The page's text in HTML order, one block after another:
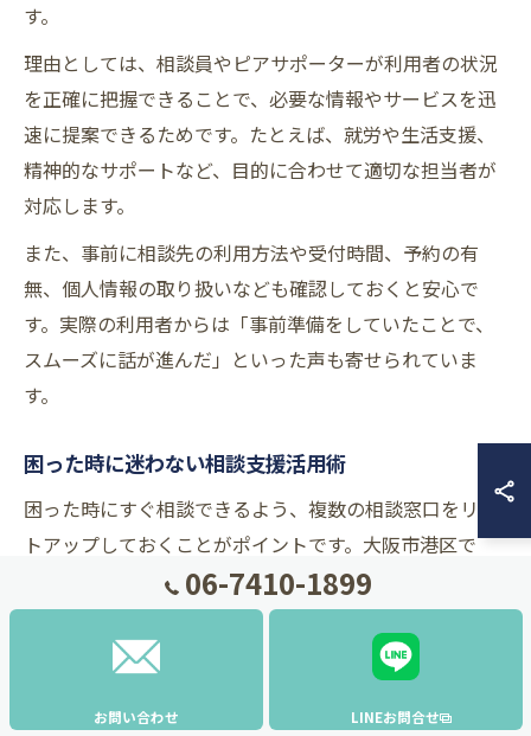
す。
理由としては、相談員やピアサポーターが利用者の状況
を正確に把握できることで、必要な情報やサービスを迅
速に提案できるためです。たとえば、就労や生活支援、
精神的なサポートなど、目的に合わせて適切な担当者が
対応します。
また、事前に相談先の利用方法や受付時間、予約の有
無、個人情報の取り扱いなども確認しておくと安心で
す。実際の利用者からは「事前準備をしていたことで、
スムーズに話が進んだ」といった声も寄せられていま
す。
困った時に迷わない相談支援活用術
困った時にすぐ相談できるよう、複数の相談窓口をリス
トアップしておくことがポイントです。大阪市港区で
は、基幹相談支援センターやピアみなと、地域の福祉施
設などが相談窓口として機能しています。
なぜ事前に情報をまとめておくべきかというと、急なト
06-7410-1899
お問い合わせ LINEお問合せ